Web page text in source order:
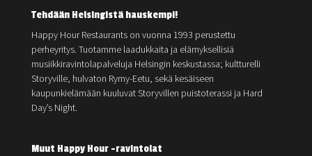
Tehdään Helsingistä hauskempi!
Happy Hour Restaurants on vuonna 1993 perustettu
perheyritys. Tuotamme laadukkaita ja elämyksellisiä
musiikkiravintolapalveluja Helsingin keskustassa; kultturelli
Storyville, hulvaton Rymy-Eetu, sekä kesäiseen
kaupunkielämään kuuluvat Storyvillen puistoterassi ja Hard
Day’s Night.
Muut Happy Hour -ravintolat